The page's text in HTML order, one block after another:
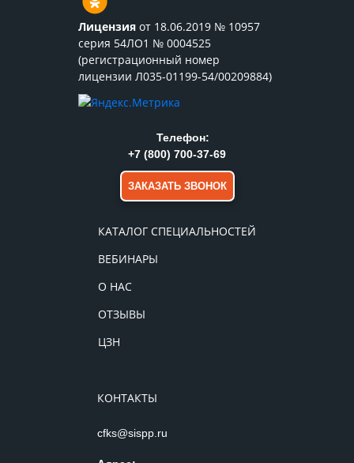
Лицензия от 18.06.2019 № 10957
серия 54ЛО1 № 0004525
(регистрационный номер
лицензии Л035-01199-54/00209884)
КАТАЛОГ СПЕЦИАЛЬНОСТЕЙ
ВЕБИНАРЫ
О НАС
ОТЗЫВЫ
ЦЗН
КОНТАКТЫ
cfks@sispp.ru
Телефон:
+7 (800) 700-37-69
ЗАКАЗАТЬ ЗВОНОК